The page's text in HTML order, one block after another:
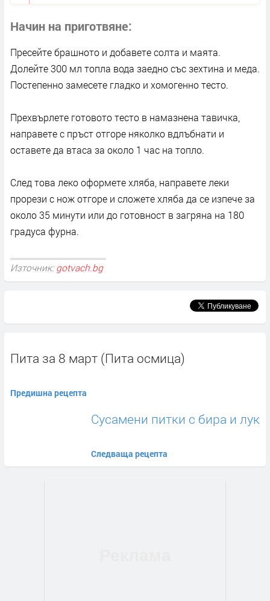
Начин на приготвяне
Пресейте брашното и добавете солта и маята.
Долейте 300 мл топла вода заедно със зехтина и меда.
Постепенно замесете гладко и хомогенно тесто.
Прехвърлете готовото тесто в намазнена тавичка,
направете с пръст отгоре няколко вдлъбнати и
оставете да втаса за около 1 час на топло.
След това леко оформете хляба, направете леки
прорези с нож отгоре и сложете хляба да се изпече за
около 35 минути или до готовност в загряна на 180
градуса фурна.
Източник: gotvach.bg
Пита за 8 март (Пита осмица)
Предишна рецепта
Сусамени питки с бира и лук
Следваща рецепта